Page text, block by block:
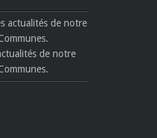
de notre